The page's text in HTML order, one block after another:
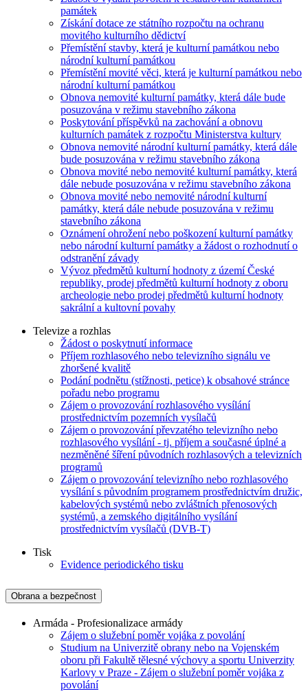
památek
Získání dotace ze státního rozpočtu na ochranu
movitého kulturního dědictví
Přemístění stavby, která je kulturní památkou nebo
národní kulturní památkou
Přemístění movité věci, která je kulturní památkou nebo
národní kulturní památkou
Obnova nemovité kulturní památky, která dále bude
posuzována v režimu stavebního zákona
Poskytování příspěvků na zachování a obnovu
kulturních památek z rozpočtu Ministerstva kultury
Obnova nemovité národní kulturní památky, která dále
bude posuzována v režimu stavebního zákona
Obnova movité nebo nemovité kulturní památky, která
dále nebude posuzována v režimu stavebního zákona
Obnova movité nebo nemovité národní kulturní
památky, která dále nebude posuzována v režimu
stavebního zákona
Oznámení ohrožení nebo poškození kulturní památky
nebo národní kulturní památky a žádost o rozhodnutí o
odstranění závady
Vývoz předmětů kulturní hodnoty z území České
republiky, prodej předmětů kulturní hodnoty z oboru
archeologie nebo prodej předmětů kulturní hodnoty
sakrální a kultovní povahy
Televize a rozhlas
Žádost o poskytnutí informace
Příjem rozhlasového nebo televizního signálu ve
zhoršené kvalitě
Podání podnětu (stížnosti, petice) k obsahové stránce
pořadu nebo programu
Zájem o provozování rozhlasového vysílání
prostřednictvím pozemních vysílačů
Zájem o provozování převzatého televizního nebo
rozhlasového vysílání - tj. příjem a současné úplné a
nezměněné šíření původních rozhlasových a televizních
programů
Zájem o provozování televizního nebo rozhlasového
vysílání s původním programem prostřednictvím družic,
kabelových systémů nebo zvláštních přenosových
systémů, a zemského digitálního vysílání
prostřednictvím vysílačů (DVB-T)
Tisk
Evidence periodického tisku
Obrana a bezpečnost
Armáda - Profesionalizace armády
Zájem o služební poměr vojáka z povolání
Studium na Univerzitě obrany nebo na Vojenském
oboru při Fakultě tělesné výchovy a sportu Univerzity
Karlovy v Praze - Zájem o služební poměr vojáka z
povolání